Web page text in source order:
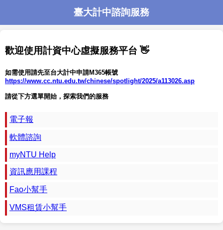
臺大計中諮詢服務
歡迎使用計資中心虛擬服務平台 👋
如需使用請先至台大計中申請M365帳號​​
https://www.cc.ntu.edu.tw/chinese/spotlight/2025/a113026.asp
請從下方選單開始，探索我們的服務
電子報
軟體諮詢
myNTU Help
資訊應用課程
Fao小幫手
VMS租賃小幫手